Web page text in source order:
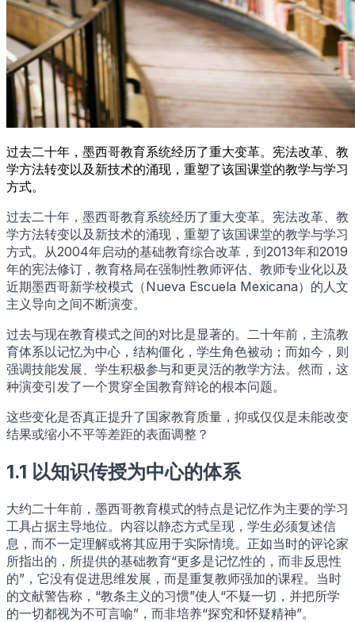
过去二十年，墨西哥教育系统经历了重大变革。宪法改革、教
学方法转变以及新技术的涌现，重塑了该国课堂的教学与学习
方式。
过去二十年，墨西哥教育系统经历了重大变革。宪法改革、教
学方法转变以及新技术的涌现，重塑了该国课堂的教学与学习
方式。从2004年启动的基础教育综合改革，到2013年和2019
年的宪法修订，教育格局在强制性教师评估、教师专业化以及
近期墨西哥新学校模式（Nueva Escuela Mexicana）的人文
主义导向之间不断演变。
过去与现在教育模式之间的对比是显著的。二十年前，主流教
育体系以记忆为中心，结构僵化，学生角色被动；而如今，则
强调技能发展、学生积极参与和更灵活的教学方法。然而，这
种演变引发了一个贯穿全国教育辩论的根本问题。
这些变化是否真正提升了国家教育质量，抑或仅仅是未能改变
结果或缩小不平等差距的表面调整？
1.1 以知识传授为中心的体系
大约二十年前，墨西哥教育模式的特点是记忆作为主要的学习
工具占据主导地位。内容以静态方式呈现，学生必须复述信
息，而不一定理解或将其应用于实际情境。正如当时的评论家
所指出的，所提供的基础教育“更多是记忆性的，而非反思性
的”，它没有促进思维发展，而是重复教师强加的课程。当时
的文献警告称，“教条主义的习惯”使人“不疑一切，并把所学
的一切都视为不可言喻”，而非培养“探究和怀疑精神”。